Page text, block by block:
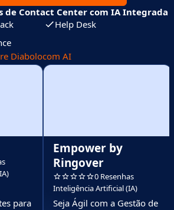
de Contact Center com IA Integrada
Help Desk
Diabolocom AI
para
Empower by
Ringover
0 Resenhas
Inteligência Artificial (IA)
Seja Ágil com a Gestão de